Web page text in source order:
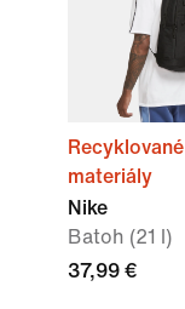
Recyklované
materiály
Nike
Batoh (21 l)
37,99 €